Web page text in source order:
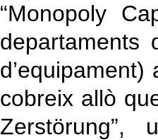
“Monopoly
departaments
cobreix allò